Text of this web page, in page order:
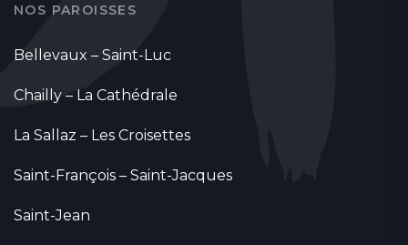
NOS PAROISSES
Bellevaux – Saint-Luc
Chailly – La Cathédrale
La Sallaz – Les Croisettes
Saint-François – Saint-Jacques
Saint-Jean